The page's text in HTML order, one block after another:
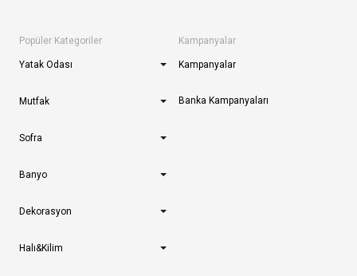
Popüler Kategoriler
Yatak Odası
Mutfak
Sofra
Banyo
Dekorasyon
Halı&Kilim
Kampanyalar
Kampanyalar
Banka Kampanyaları